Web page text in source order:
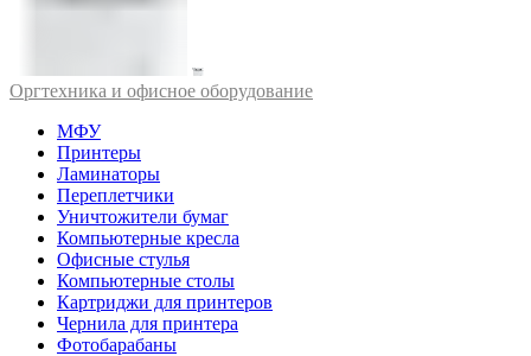
Оргтехника и офисное оборудование
МФУ
Принтеры
Ламинаторы
Переплетчики
Уничтожители бумаг
Компьютерные кресла
Офисные стулья
Компьютерные столы
Картриджи для принтеров
Чернила для принтера
Фотобарабаны